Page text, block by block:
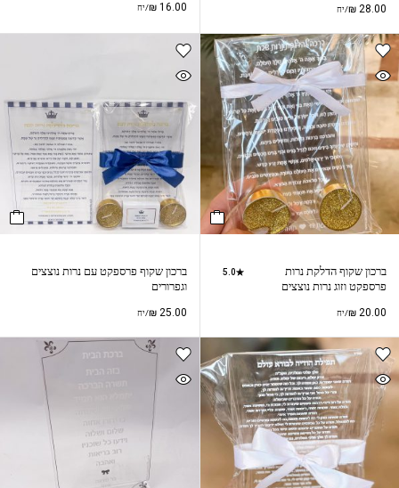
₪ 28.00 /יח ₪16.00 /יח
ברכון שקוף הדלקת נרות
פרספקט וזוג נרות נוצצים
5.0
₪ 20.00 /יח
ברכון שקוף פרספקט עם נרות נוצצים
וגפרורים
₪25.00 /יח